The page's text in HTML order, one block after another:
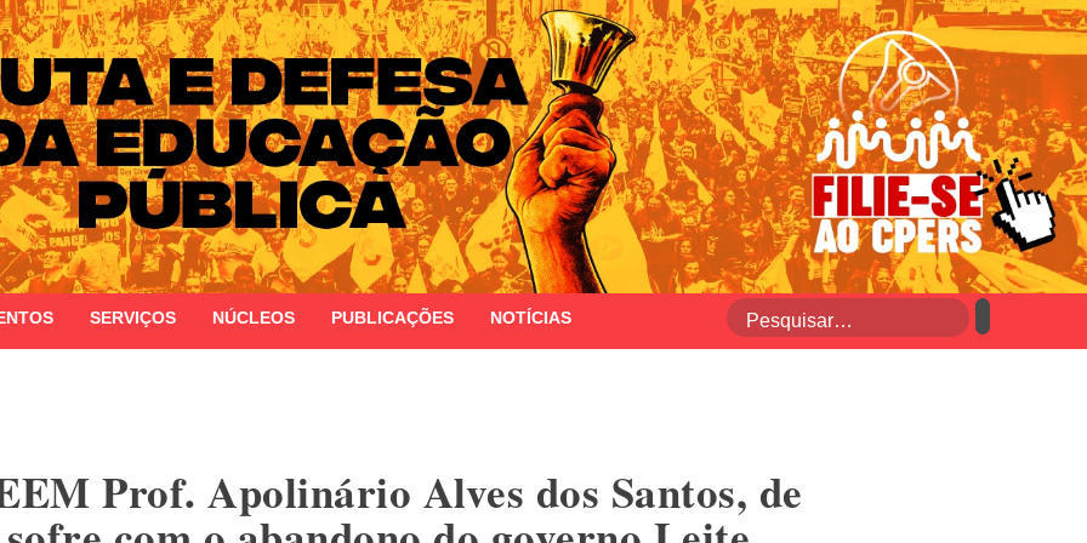
Estado do Rio Grande do Sul
SERVIÇOS NÚCLEOS PUBLICAÇÕES NOTÍCIAS
Prof. Apolinário Alves dos Santos, de